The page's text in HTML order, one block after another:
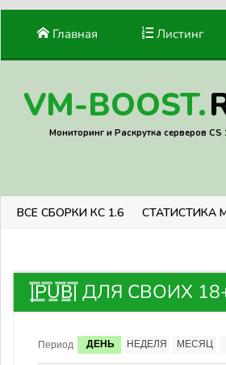
Главная Листинг
VM-BOOST.
Мониторинг и Раскрутка серверов CS
ВСЕ СБОРКИ КС 1.6 СТАТИСТИКА
|͇̿P͇̿U͇̿B͇̿| ДЛЯ СВОИХ
Период ДЕНЬ НЕДЕЛЯ МЕСЯЦ